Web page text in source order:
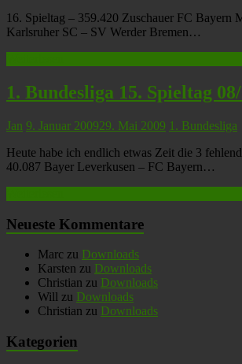
16. Spieltag – 359.420 Zuschauer FC
Karlsruher SC – SV Werder Bremen…
1. Bundesliga 15. Spieltag
Jan 9. Januar 200929. Mai 2009 1. Bundesliga
Heute habe ich endlich etwas Zeit die 3
40.087 Bayer Leverkusen – FC Bayern…
Neueste Kommentare
Marc zu Downloads
Karsten zu Downloads
Christian zu Downloads
Will zu Downloads
Christian zu Downloads
Kategorien